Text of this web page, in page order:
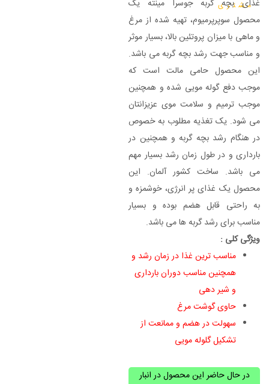
مشتری
غذای بچه گربه جوسرا مینته یک
محصول سوپرپرمیوم، تهیه شده از مرغ
و ماهی با میزان پروتئین بالا، بسیار موثر
و مناسب جهت رشد بچه گربه می باشد.
این محصول حامی مالت است که
موجب دفع گوله مویی شده و همچنین
موجب ترمیم و سلامت موی عزیزانتان
می شود. یک تغذیه مطلوب به خصوص
در هنگام رشد بچه گربه و همچنین در
بارداری و در طول زمان رشد بسیار مهم
می باشد. ساخت کشور آلمان. این
محصول یک غذای پر انرژی، خوشمزه و
به راحتی قابل هضم بوده و بسیار
مناسب برای رشد گربه ها می باشد.
ویژگی کلی :
مناسب ترین غذا در زمان رشد و
همچنین مناسب دوران بارداری
و شیر دهی
حاوی گوشت مرغ
سهولت در هضم و ممانعت از
تشکیل گلوله مویی
در حال حاضر این محصول در انبار